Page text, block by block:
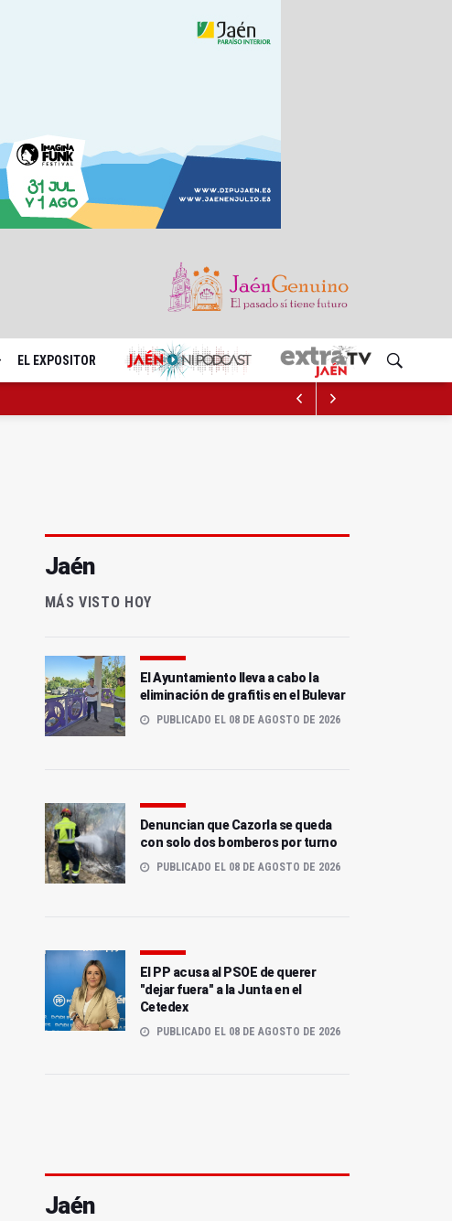
EL EXPOSITOR
Jaén
MÁS VISTO HOY
El Ayuntamiento lleva a cabo la
eliminación de grafitis en el Bulevar
PUBLICADO EL 08 DE AGOSTO DE 2026
Denuncian que Cazorla se queda
con solo dos bomberos por turno
PUBLICADO EL 08 DE AGOSTO DE 2026
El PP acusa al PSOE de querer
"dejar fuera" a la Junta en el
Cetedex
PUBLICADO EL 08 DE AGOSTO DE 2026
Jaén